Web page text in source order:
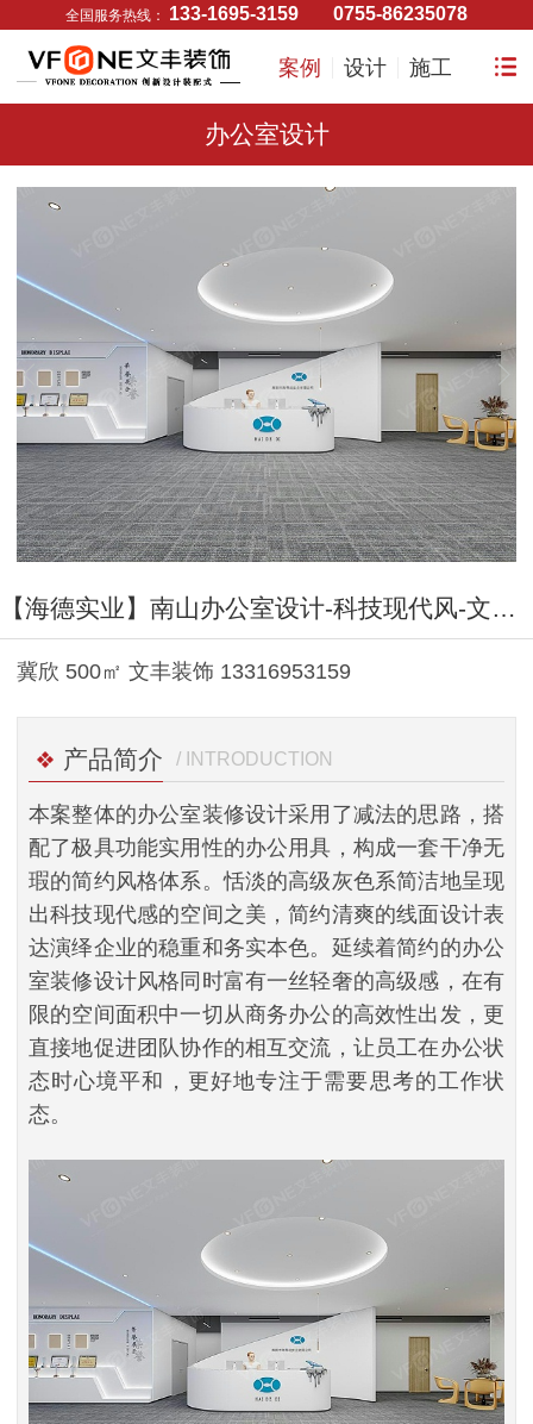
全国服务热线： 133-1695-3159 0755-86235078
案例 设计 施工
办公室设计
1/4
【海德实业】南山办公室设计-科技现代风-文丰装饰公司
冀欣 500㎡ 文丰装饰 13316953159
产品简介 / INTRODUCTION
本案整体的办公室装修设计采用了减法的思路，搭
配了极具功能实用性的办公用具，构成一套干净无
瑕的简约风格体系。恬淡的高级灰色系简洁地呈现
出科技现代感的空间之美，简约清爽的线面设计表
达演绎企业的稳重和务实本色。延续着简约的办公
室装修设计风格同时富有一丝轻奢的高级感，在有
限的空间面积中一切从商务办公的高效性出发，更
直接地促进团队协作的相互交流，让员工在办公状
态时心境平和，更好地专注于需要思考的工作状
态。